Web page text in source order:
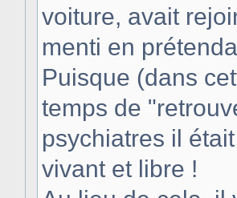
voiture, avait
menti en
Puisque (dans
temps de
psychiatres il
vivant et libre !